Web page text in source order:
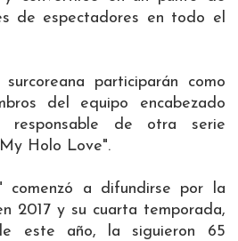
de espectadores en todo el
participarán como
del equipo encabezado
responsable de otra serie
Holo Love".
comenzó a difundirse por la
2017 y su cuarta temporada,
este año, la siguieron 65